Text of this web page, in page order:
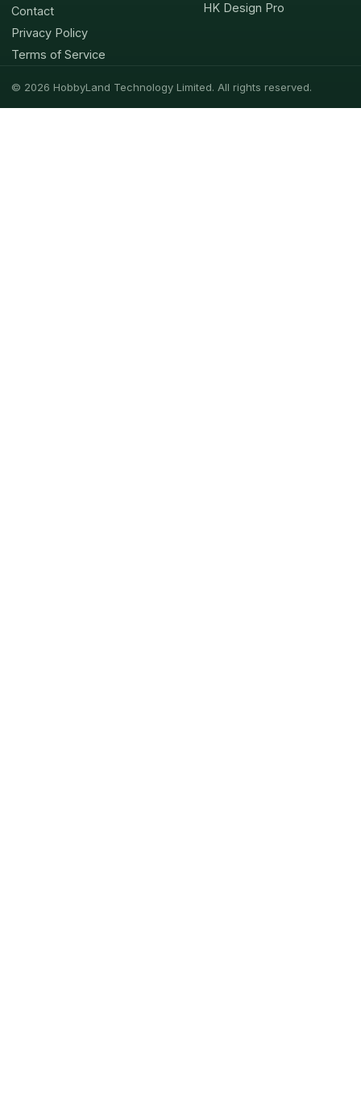
Contact
Privacy Policy
Terms of Service
HK Design Pro
© 2026 HobbyLand Technology Limited. All rights reserved.